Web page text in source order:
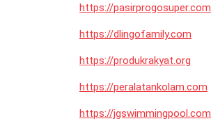
https://pasirprogosuper.com
https://dlingofamily.com
https://produkrakyat.org
https://peralatankolam.com
https://jgswimmingpool.com